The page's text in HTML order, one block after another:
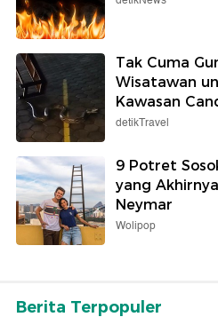
Tak Cuma
Wisatawan
Kawasan
detikTravel
9 Potret
yang
Neymar
Wolipop
Berita Terpopuler